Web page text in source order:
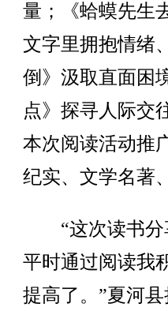
量；《蛤蟆先生
文字里拥抱情绪
倒》汲取直面困
点》探寻人际
本次阅读活动推
纪实、文学名著
“这次读书分
平时通过阅读我
提高了。”夏河